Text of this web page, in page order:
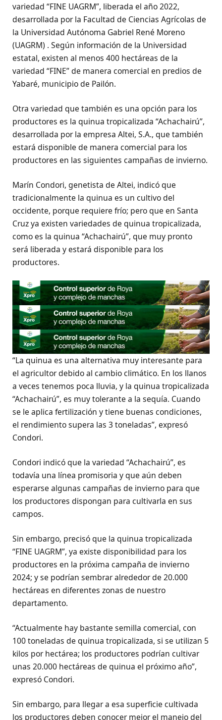
variedad “FINE UAGRM”, liberada el año 2022,
desarrollada por la Facultad de Ciencias Agrícolas de
la Universidad Autónoma Gabriel René Moreno
(UAGRM) . Según información de la Universidad
estatal, existen al menos 400 hectáreas de la
variedad “FINE” de manera comercial en predios de
Yabaré, municipio de Pailón.
Otra variedad que también es una opción para los
productores es la quinua tropicalizada “Achachairú”,
desarrollada por la empresa Altei, S.A., que también
estará disponible de manera comercial para los
productores en las siguientes campañas de invierno.
Marín Condori, genetista de Altei, indicó que
tradicionalmente la quinua es un cultivo del
occidente, porque requiere frío; pero que en Santa
Cruz ya existen variedades de quinua tropicalizada,
como es la quinua “Achachairú”, que muy pronto
será liberada y estará disponible para los
productores.
“La quinua es una alternativa muy interesante para
el agricultor debido al cambio climático. En los llanos
a veces tenemos poca lluvia, y la quinua tropicalizada
“Achachairú”, es muy tolerante a la sequía. Cuando
se le aplica fertilización y tiene buenas condiciones,
el rendimiento supera las 3 toneladas”, expresó
Condori.
Condori indicó que la variedad “Achachairú”, es
todavía una línea promisoria y que aún deben
esperarse algunas campañas de invierno para que
los productores dispongan para cultivarla en sus
campos.
Sin embargo, precisó que la quinua tropicalizada
“FINE UAGRM”, ya existe disponibilidad para los
productores en la próxima campaña de invierno
2024; y se podrían sembrar alrededor de 20.000
hectáreas en diferentes zonas de nuestro
departamento.
“Actualmente hay bastante semilla comercial, con
100 toneladas de quinua tropicalizada, si se utilizan 5
kilos por hectárea; los productores podrían cultivar
unas 20.000 hectáreas de quinua el próximo año”,
expresó Condori.
Sin embargo, para llegar a esa superficie cultivada
los productores deben conocer mejor el manejo del